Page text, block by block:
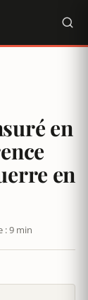
en
en
: 9 min